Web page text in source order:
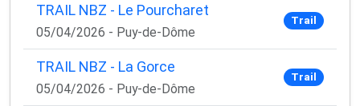
TRAIL NBZ - Le Pourcharet
05/04/2026 - Puy-de-Dôme
Trail
TRAIL NBZ - La Gorce
05/04/2026 - Puy-de-Dôme
Trail